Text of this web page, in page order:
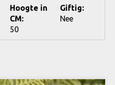
Hoogte in
CM:
50
Giftig:
Nee